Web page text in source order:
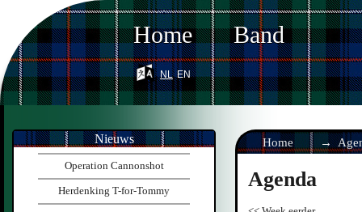
Home Band
nl en
Home
Agenda
Nieuws
Operation Cannonshot
Herdenking T-for-Tommy